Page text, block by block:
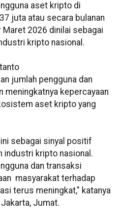
aset kripto di
juta atau secara bulanan
2026 dinilai sebagai
kripto nasional.
jumlah pengguna dan
meningkatnya kepercayaan
aset kripto yang
sebagai sinyal positif
industri kripto nasional.
dan transaksi
masyarakat terhadap
terus meningkat," katanya
Jumat.